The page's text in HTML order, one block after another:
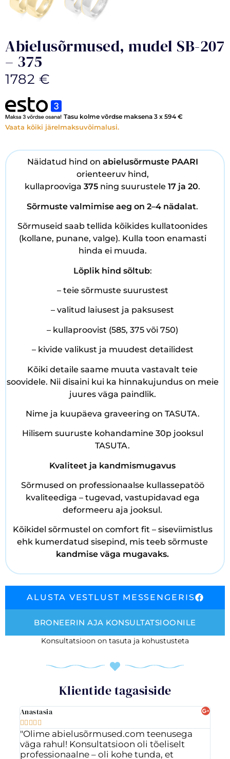
Abielusõrmused, mudel SB-207
– 375
1782 €
Tasu kolme võrdse maksena 3 x 594 €
Vaata kõiki järelmaksuvõimalusi.
Näidatud hind on abielusõrmuste PAARI
orienteeruv hind,
kullaprooviga 375 ning suurustele 17 ja 20.
Sõrmuste valmimise aeg on 2–4 nädalat.
Sõrmuseid saab tellida kõikides kullatoonides
(kollane, punane, valge). Kulla toon enamasti
hinda ei muuda.
Lõplik hind sõltub:
– teie sõrmuste suurustest
– valitud laiusest ja paksusest
– kullaproovist (585, 375 või 750)
– kivide valikust ja muudest detailidest
Kõiki detaile saame muuta vastavalt teie
soovidele. Nii disaini kui ka hinnakujundus on meie
juures väga paindlik.
Nime ja kuupäeva graveering on TASUTA.
Hilisem suuruste kohandamine 30p jooksul
TASUTA.
Kvaliteet ja kandmismugavus
Sõrmused on professionaalse kullassepatöö
kvaliteediga – tugevad, vastupidavad ega
deformeeru aja jooksul.
Kõikidel sõrmustel on comfort fit – siseviimistlus
ehk kumerdatud sisepind, mis teeb sõrmuste
kandmise väga mugavaks.
ALUSTA VESTLUST MESSENGERIS
BRONEERIN AJA KONSULTATSIOONILE
Konsultatsioon on tasuta ja kohustusteta
Klientide tagasiside
Anastasia
    
"Olime abielusõrmused.com teenusega
väga rahul! Konsultatsioon oli tõeliselt
professionaalne – oli kohe tunda, et